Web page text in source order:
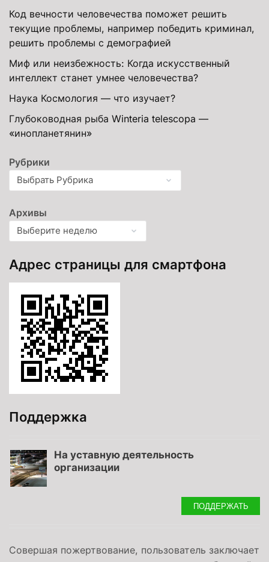
Код вечности человечества поможет решить
текущие проблемы, например победить криминал,
решить проблемы с демографией
Миф или неизбежность: Когда искусственный
интеллект станет умнее человечества?
Наука Космология — что изучает?
Глубоководная рыба Winteria telescopa —
«инопланетянин»
Рубрики
Архивы
Адрес страницы для смартфона
Поддержка
На уставную деятельность
организации
ПОДДЕРЖАТЬ
Совершая пожертвование, пользователь заключает